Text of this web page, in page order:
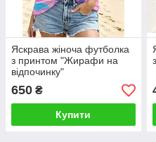
Яскрава жіноча футболка
з принтом "Жирафи на
відпочинку"
650 ₴
Купити